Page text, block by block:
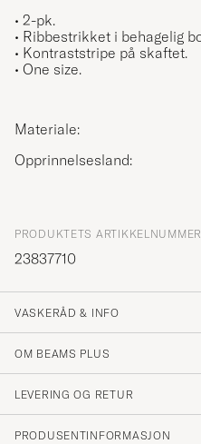
• 2-pk.
• Ribbestrikket i behagelig
• Kontraststripe på skaftet.
• One size.
Materiale:
Opprinnelsesland:
PRODUKTETS ARTIKKELNUMMER
23837710
VASKERÅD & INFO
OM BEAMS PLUS
LEVERING OG RETUR
PRODUSENTINFORMASJON